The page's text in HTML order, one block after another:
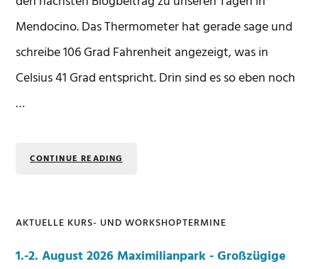
Mendocino. Das Thermometer hat gerade sage und
schreibe 106 Grad Fahrenheit angezeigt, was in
Celsius 41 Grad entspricht. Drin sind es so eben noch
…
CONTINUE READING
Seitenspalte
AKTUELLE KURS- UND WORKSHOPTERMINE
1.-2. August 2026 Maximilianpark - Großzügige